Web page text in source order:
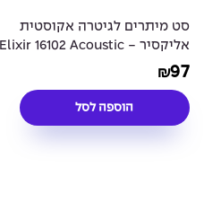
סט מיתרים לגיטרה אקוסטית
אליקסיר - Elixir 16102 Acoustic
Phosphor Bronze NANOWEB®
₪97
הוספה לסל